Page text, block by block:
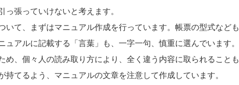
っ張っていけないと考えます。
いて、まずはマニュアル作成を行っています。帳票の型式なども
ュアルに記載する「言葉」も、一字一句、慎重に選んでいます。
め、個々人の読み取り方により、全く違う内容に取られることも
持てるよう、マニュアルの文章を注意して作成しています。